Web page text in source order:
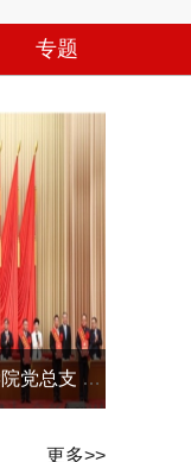
专题
喜报！乌鲁木齐职业大学马克思主义学院党总支 荣获“自治区先进基层党组织”荣誉称号
更多>>